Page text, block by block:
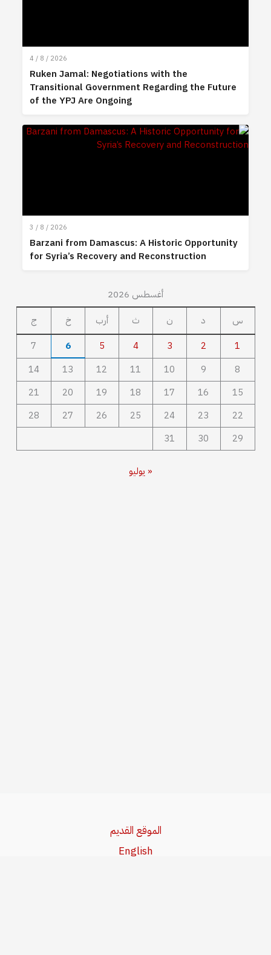
4 / 8 / 2026
Ruken Jamal: Negotiations with the
Transitional Government Regarding the Future
of the YPJ Are Ongoing
3 / 8 / 2026
Barzani from Damascus: A Historic Opportunity
for Syria’s Recovery and Reconstruction
أغسطس 2026
س
د ن ث أرب خ
ج
1
2
3
4
5
6
7
8
9
10
11
12
13
14
15
16
17
18
19
20
21
22
23
24
25
26
27
28
29
30
31
« يوليو
الموقع القديم
English